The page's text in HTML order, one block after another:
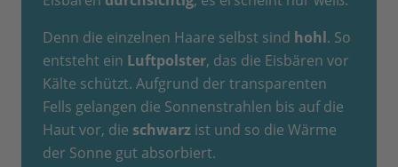
Denn die einzelnen Haare selbst sind hohl. So
entsteht ein Luftpolster, das die Eisbären vor
Kälte schützt. Aufgrund der transparenten
Fells gelangen die Sonnenstrahlen bis auf die
Haut vor, die schwarz ist und so die Wärme
der Sonne gut absorbiert.